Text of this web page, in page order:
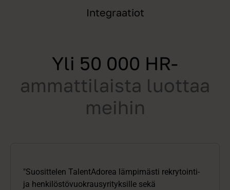
Integraatiot
Yli 50 000 HR-
ammattilaista luottaa
meihin
"Suosittelen TalentAdorea lämpimästi rekrytointi-
ja henkilöstövuokrausyrityksille sekä